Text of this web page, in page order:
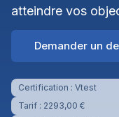
atteindre vos
Demander un
Certification : Vtest
Tarif : 2293,00 €